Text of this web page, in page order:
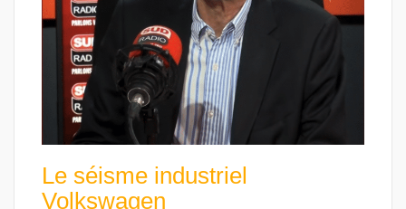
Le séisme industriel
Volkswagen